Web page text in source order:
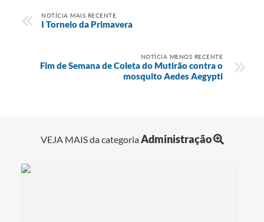
NOTÍCIA MAIS RECENTE
I Torneio da Primavera
NOTÍCIA MENOS RECENTE
Fim de Semana de Coleta do Mutirão contra o
mosquito Aedes Aegypti
VEJA MAIS da categoriaAdministração